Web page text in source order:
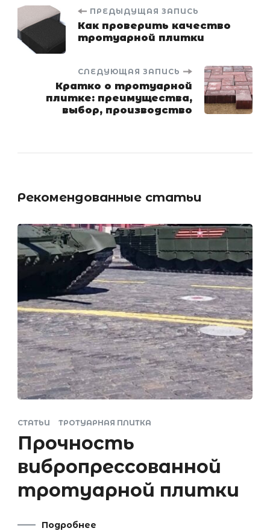
Навигация
по
записям
ПРЕДЫДУЩАЯ ЗАПИСЬ
Как проверить качество
тротуарной плитки
СЛЕДУЮЩАЯ ЗАПИСЬ
Кратко о тротуарной
плитке: преимущества,
выбор, производство
Рекомендованные статьи
СТАТЬИ ТРОТУАРНАЯ ПЛИТКА
Прочность
вибропрессованной
тротуарной плитки
Подробнее